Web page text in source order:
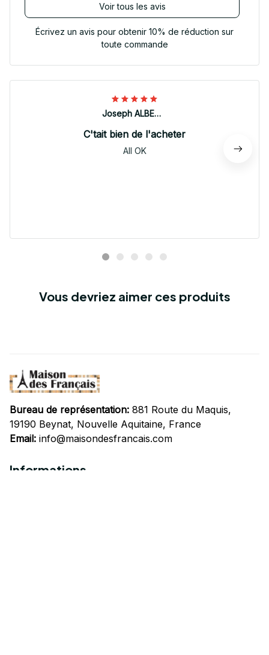
Voir tous les avis
Écrivez un avis pour obtenir 10% de réduction sur
toute commande
Joseph ALBERTINI
C'tait bien de l'acheter
All OK
Vous devriez aimer ces produits
Bureau de représentation: 881 Route du Maquis,
19190 Beynat, Nouvelle Aquitaine, France
Email: info@maisondesfrancais.com
Informations